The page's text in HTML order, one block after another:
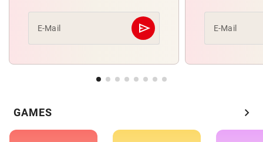
E-Mail send
Abschicken E-Mail
GAMES chevron_right